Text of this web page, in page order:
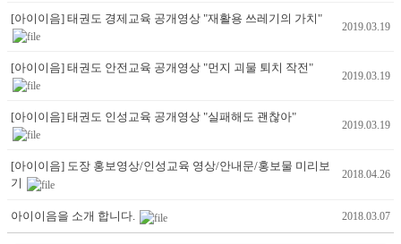
[아이이음] 태권도 경제교육 공개영상 "재활용 쓰레기의 가치"
2019.03.19
[아이이음] 태권도 안전교육 공개영상 "먼지 괴물 퇴치 작전"
2019.03.19
[아이이음] 태권도 인성교육 공개영상 "실패해도 괜찮아"
2019.03.19
[아이이음] 도장 홍보영상/인성교육 영상/안내문/홍보물 미리보
기
2018.04.26
아이이음을 소개 합니다. 2018.03.07